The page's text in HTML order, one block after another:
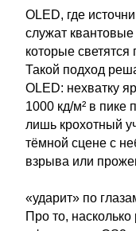
OLED, где
служат
которые
Такой подход
OLED: нехватку
1000 кд/м² в пике
лишь крохотный
тёмной сцене с
взрыва или
«ударит» по
Про то,